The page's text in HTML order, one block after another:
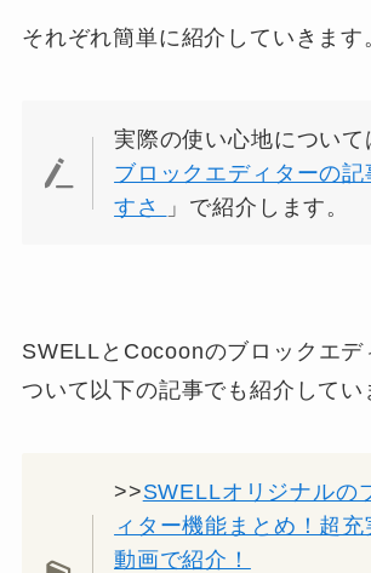
それぞれ簡単に紹介していきます
実際の使い心地について
ブロックエディターの記
すさ
」で紹介します。
SWELLとCocoonのブロックエデ
ついて以下の記事でも紹介してい
>>SWELLオリジナルの
ィター機能まとめ！超充
動画で紹介！